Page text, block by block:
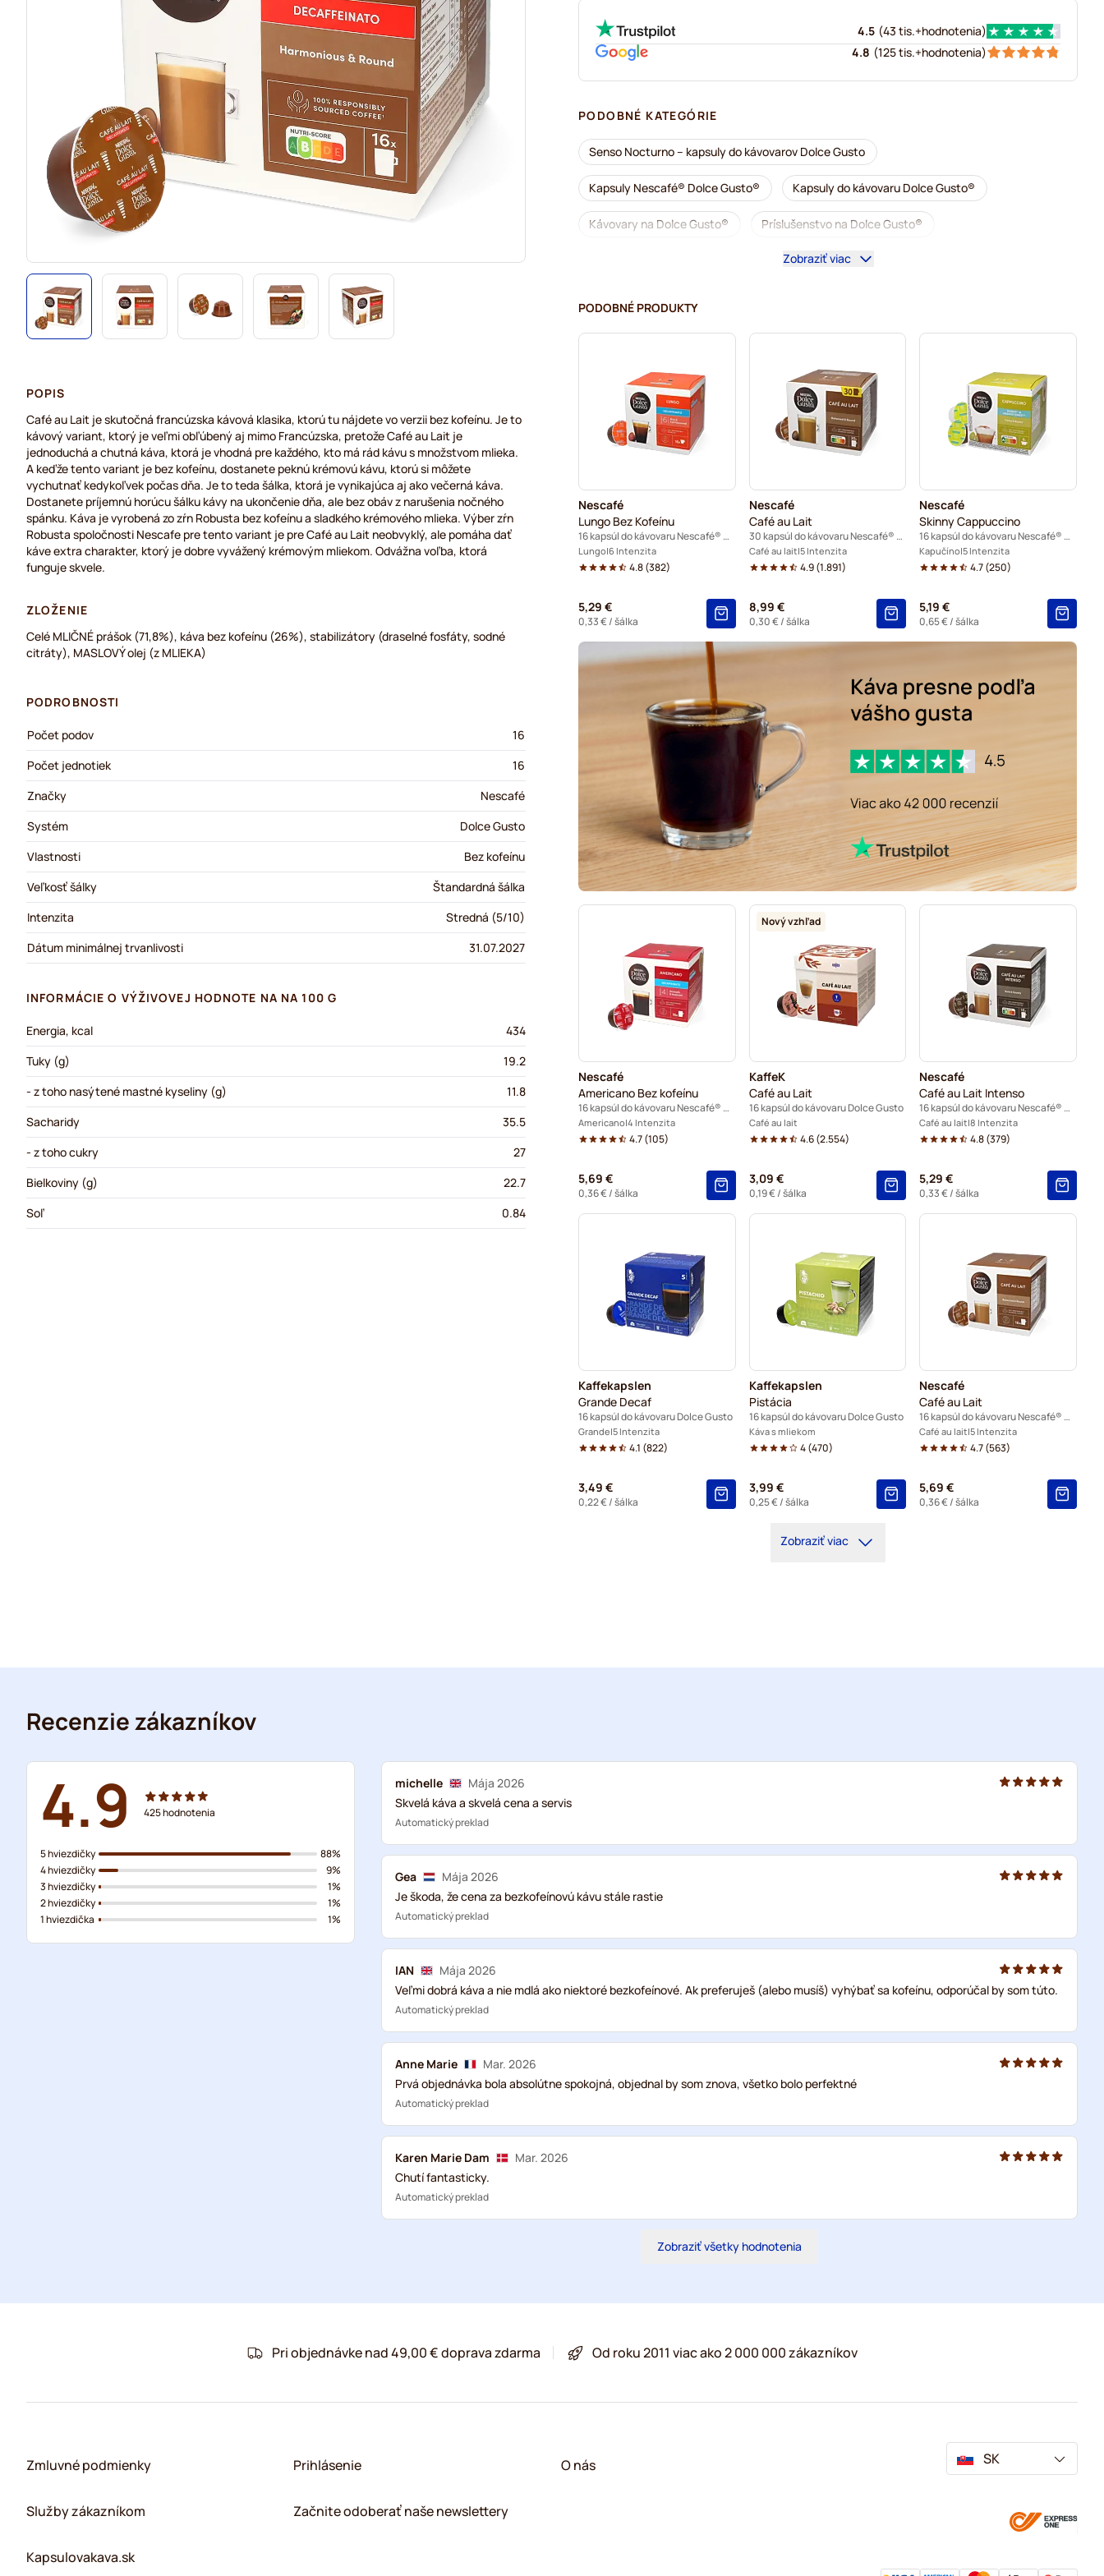
4.5 (43 tis.+hodnotenia)
4.8 (125 tis.+hodnotenia)
PODOBNÉ KATEGÓRIE
Senso Nocturno – kapsuly do kávovarov Dolce Gusto
Kapsuly Nescafé® Dolce Gusto® Kapsuly do kávovaru Dolce Gusto®
Kávovary na Dolce Gusto® Príslušenstvo na Dolce Gusto®
Bezkofeínová káva do kávovarov Dolce Gusto
Segafredo – kávové kapsuly do kávovarov Dolce Gusto
Café René – kávové kapsuly do kávovarov Dolce Gusto
Caffè Borbone do kávovarov Dolce Gusto
Dolce Vita – kapsuly do kávovarov Dolce Gusto
Starbucks® – kapsuly do kávovarov Dolce Gusto
Kaffekapslen – kapsuly do kávovarov Dolce Gusto
Zobraziť viac
PODOBNÉ PRODUKTY
Nescafé
Lungo Bez Kofeínu
16 kapsúl do kávovaru Nescafé® Dolce Gusto
Lungo 6 Intenzita
4.8(382)
5,29 €
0,33 €/ šálka
Nescafé
Café au Lait
30 kapsúl do kávovaru Nescafé® Dolce Gusto
Café au lait 5 Intenzita
4.9(1.891)
8,99 €
0,30 €/ šálka
Nescafé
Skinny Cappuccino
16 kapsúl do kávovaru Nescafé® Dolce Gusto
Kapučíno 5 Intenzita
4.7(250)
5,19 €
0,65 €/ šálka
Nescafé
Americano Bez kofeínu
16 kapsúl do kávovaru Nescafé® Dolce Gusto
Americano 4 Intenzita
4.7(105)
5,69 €
0,36 €/ šálka
Nový vzhľad
KaffeK
Café au Lait
16 kapsúl do kávovaru Dolce Gusto
Café au lait
4.6(2.554)
3,09 €
0,19 €/ šálka
Nescafé
Café au Lait Intenso
16 kapsúl do kávovaru Nescafé® Dolce Gusto
Café au lait 8 Intenzita
4.8(379)
5,29 €
0,33 €/ šálka
Kaffekapslen
Grande Decaf
16 kapsúl do kávovaru Dolce Gusto
Grande 5 Intenzita
4.1 (822)
3,49 €
0,22 €/ šálka
Kaffekapslen
Pistácia
16 kapsúl do kávovaru Dolce Gusto
Káva s mliekom
4(470)
3,99 €
0,25 €/ šálka
Nescafé
Café au Lait
16 kapsúl do kávovaru Nescafé® Dolce Gusto
Café au lait 5 Intenzita
4.7(563)
5,69 €
0,36 €/ šálka
Zobraziť viac
POPIS
Café au Lait je skutočná francúzska kávová klasika, ktorú tu nájdete vo verzii bez kofeínu. Je to
kávový variant, ktorý je veľmi obľúbený aj mimo Francúzska, pretože Café au Lait je
jednoduchá a chutná káva, ktorá je vhodná pre každého, kto má rád kávu s množstvom mlieka.
A keďže tento variant je bez kofeínu, dostanete peknú krémovú kávu, ktorú si môžete
vychutnať kedykoľvek počas dňa. Je to teda šálka, ktorá je vynikajúca aj ako večerná káva.
Dostanete príjemnú horúcu šálku kávy na ukončenie dňa, ale bez obáv z narušenia nočného
spánku. Káva je vyrobená zo zŕn Robusta bez kofeínu a sladkého krémového mlieka. Výber zŕn
Robusta spoločnosti Nescafe pre tento variant je pre Café au Lait neobvyklý, ale pomáha dať
káve extra charakter, ktorý je dobre vyvážený krémovým mliekom. Odvážna voľba, ktorá
funguje skvele.
ZLOŽENIE
Celé MLIČNÉ prášok (71,8%), káva bez kofeínu (26%), stabilizátory (draselné fosfáty, sodné
citráty), MASLOVÝ olej (z MLIEKA)
PODROBNOSTI
Počet podov
16
Počet jednotiek
16
Značky
Nescafé
Systém
Dolce Gusto
Vlastnosti
Bez kofeínu
Veľkosť šálky
Štandardná šálka
Intenzita
Stredná (5/10)
Dátum minimálnej trvanlivosti
31.07.2027
INFORMÁCIE O VÝŽIVOVEJ HODNOTE NA NA 100 G
Energia, kcal
434
Tuky (g)
19.2
- z toho nasýtené mastné kyseliny (g)
11.8
Sacharidy
35.5
- z toho cukry
27
Bielkoviny (g)
22.7
Soľ
0.84
Recenzie zákazníkov
4.9 425hodnotenia
5 hviezdičky
4 hviezdičky
3 hviezdičky
2 hviezdičky
1 hviezdička
88%
9%
1%
1%
1%
michelle
Mája 2026
Skvelá káva a skvelá cena a servis
Automatický preklad
Gea
Mája 2026
Je škoda, že cena za bezkofeínovú kávu stále rastie
Automatický preklad
IAN
Mája 2026
Veľmi dobrá káva a nie mdlá ako niektoré bezkofeínové. Ak preferuješ (alebo musíš) vyhýbať sa kofeínu, odporúčal by som túto.
Automatický preklad
Anne Marie
Mar. 2026
Prvá objednávka bola absolútne spokojná, objednal by som znova, všetko bolo perfektné
Automatický preklad
Karen Marie Dam
Mar. 2026
Chutí fantasticky.
Automatický preklad
Zobraziť všetky hodnotenia
Pri objednávke nad 49,00 € doprava zdarma Od roku 2011 viac ako 2 000 000 zákazníkov
Zmluvné podmienky
Služby zákazníkom
Kapsulovakava.sk
Prihlásenie
Začnite odoberať naše newslettery
O nás SK